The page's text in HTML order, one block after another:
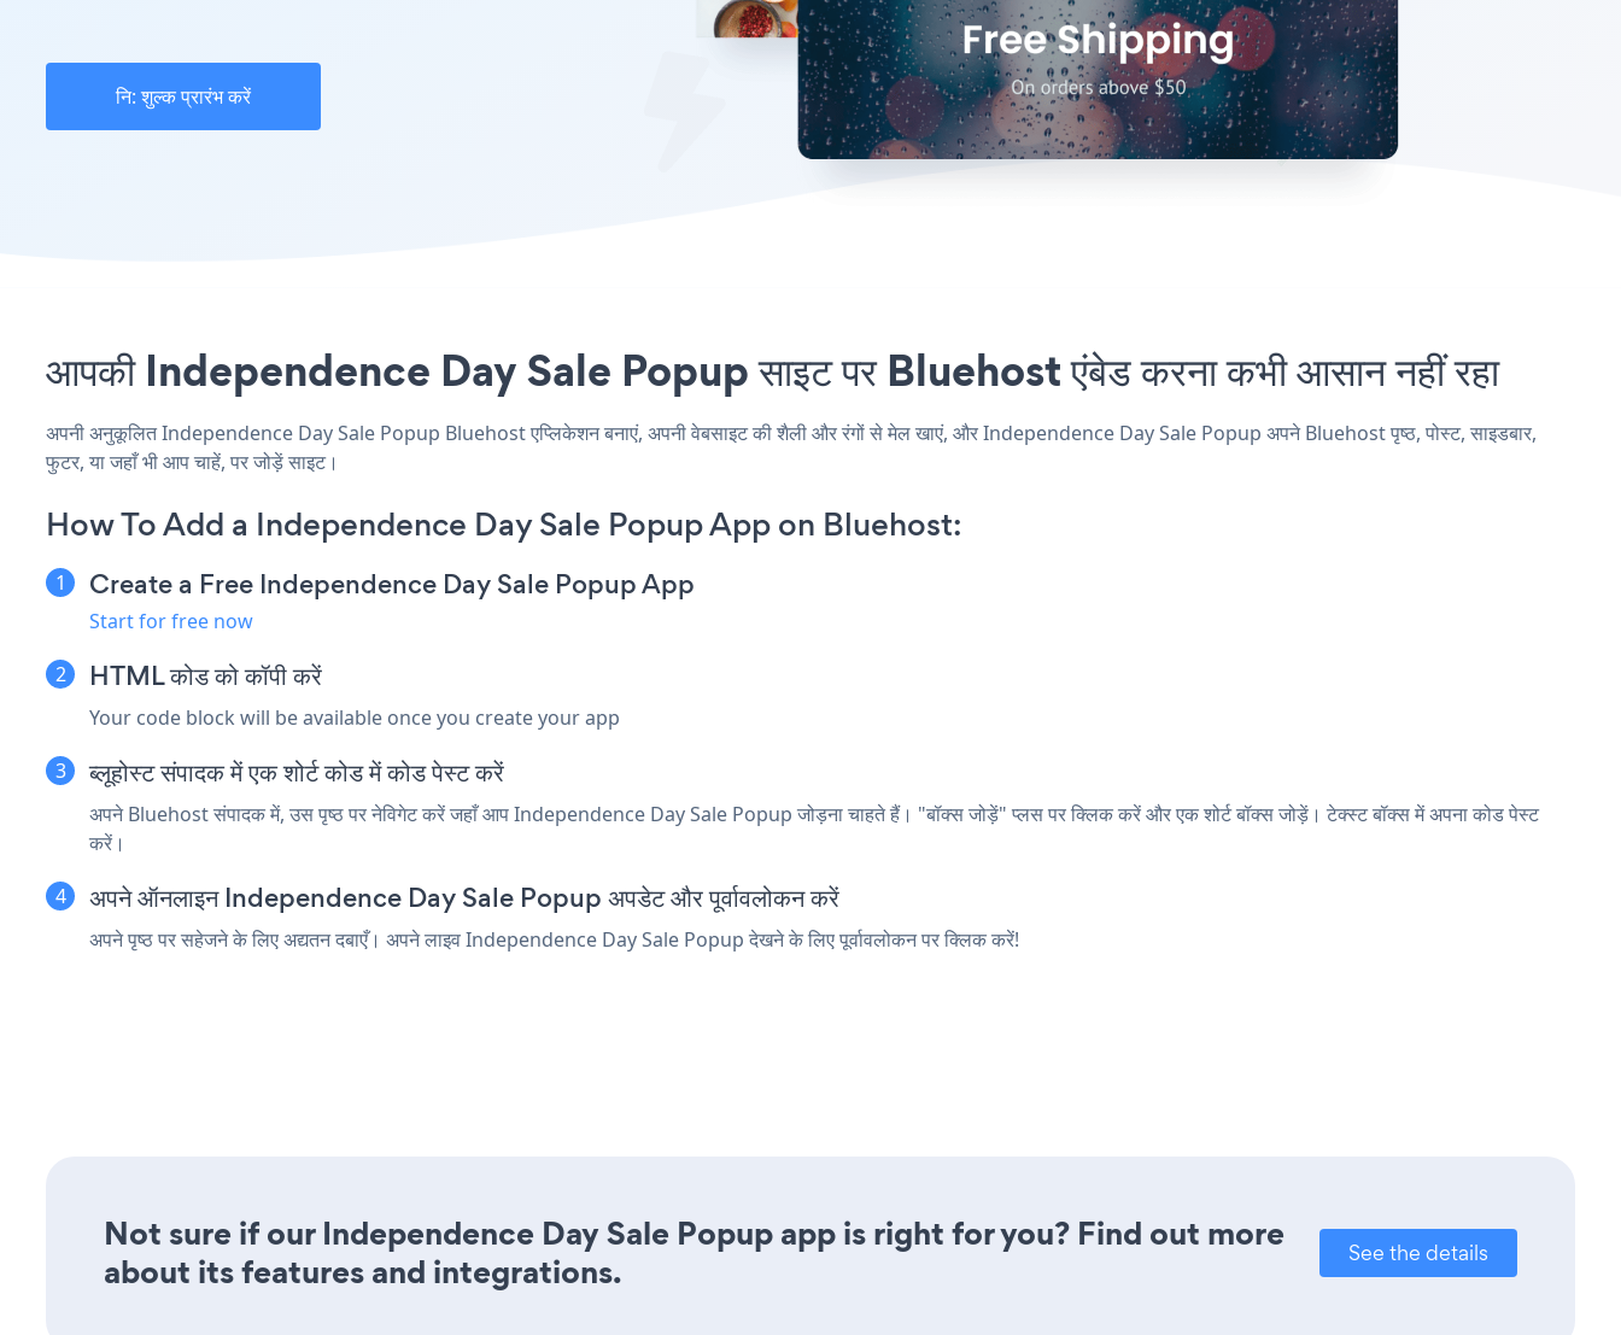
नि: शुल्क प्रारंभ करें
आपकी Independence Day Sale Popup साइट पर Bluehost एंबेड करना कभी आसान नहीं रहा
अपनी अनुकूलित Independence Day Sale Popup Bluehost एप्लिकेशन बनाएं, अपनी वेबसाइट की शैली और रंगों से मेल खाएं, और Independence Day Sale Popup अपने Bluehost पृष्ठ, पोस्ट, साइडबार,
फुटर, या जहाँ भी आप चाहें, पर जोड़ें साइट।
How To Add a Independence Day Sale Popup App on Bluehost:
Create a Free Independence Day Sale Popup App
Start for free now
HTML कोड को कॉपी करें
Your code block will be available once you create your app
ब्लूहोस्ट संपादक में एक शोर्ट कोड में कोड पेस्ट करें
अपने Bluehost संपादक में, उस पृष्ठ पर नेविगेट करें जहाँ आप Independence Day Sale Popup जोड़ना चाहते हैं। "बॉक्स जोड़ें" प्लस पर क्लिक करें और एक शोर्ट बॉक्स जोड़ें। टेक्स्ट बॉक्स में अपना कोड पेस्ट
करें।
अपने ऑनलाइन Independence Day Sale Popup अपडेट और पूर्वावलोकन करें
अपने पृष्ठ पर सहेजने के लिए अद्यतन दबाएँ। अपने लाइव Independence Day Sale Popup देखने के लिए पूर्वावलोकन पर क्लिक करें!
Not sure if our Independence Day Sale Popup app is right for you? Find out more
about its features and integrations.
See the details